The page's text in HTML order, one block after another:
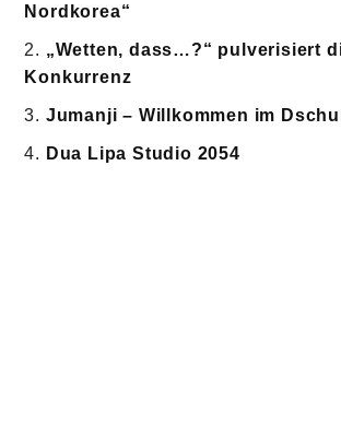
Nordkorea“
„Wetten, dass…?“ pulverisiert
Konkurrenz
Jumanji – Willkommen im
Dua Lipa Studio 2054